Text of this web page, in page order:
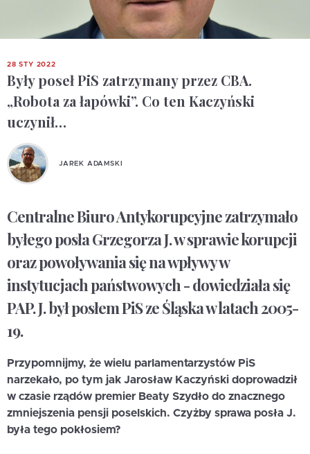
28 STY 2022
Były poseł PiS zatrzymany przez CBA.
„Robota za łapówki”. Co ten Kaczyński
uczynił…
JAREK ADAMSKI
Centralne Biuro Antykorupcyjne zatrzymało
byłego posła Grzegorza J. w sprawie korupcji
oraz powoływania się na wpływy w
instytucjach państwowych - dowiedziała się
PAP. J. był posłem PiS ze Śląska w latach 2005-
19.
Przypomnijmy, że wielu parlamentarzystów PiS
narzekało, po tym jak Jarosław Kaczyński doprowadził
w czasie rządów premier Beaty Szydło do znacznego
zmniejszenia pensji poselskich. Czyżby sprawa posła J.
była tego pokłosiem?